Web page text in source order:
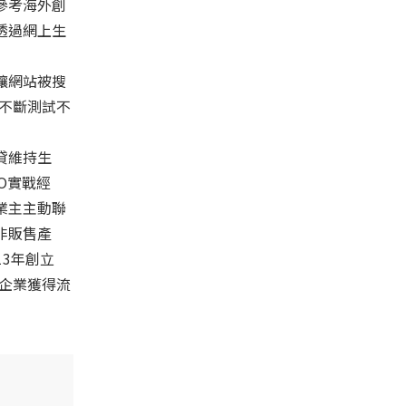
考海外創
過網上生
網站被搜
斷測試不
維持生
實戰經
主主動聯
販售產
年創立
業獲得流